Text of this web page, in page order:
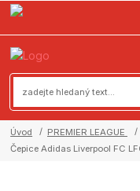
Úvod PREMIER LEAGUE
Čepice Adidas Liverpool FC